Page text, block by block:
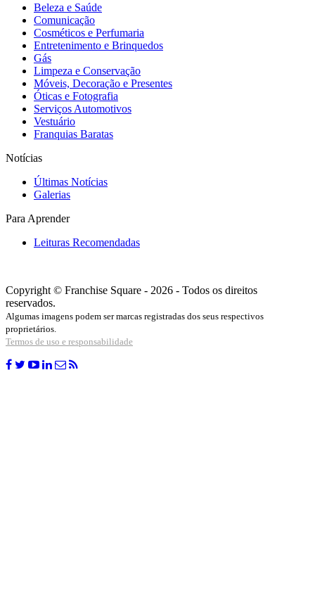
Beleza e Saúde
Comunicação
Cosméticos e Perfumaria
Entretenimento e Brinquedos
Gás
Limpeza e Conservação
Móveis, Decoração e Presentes
Óticas e Fotografia
Serviços Automotivos
Vestuário
Franquias Baratas
Notícias
Últimas Notícias
Galerias
Para Aprender
Leituras Recomendadas
Copyright © Franchise Square - 2026 - Todos os direitos
reservados.
Algumas imagens podem ser marcas registradas dos seus respectivos
proprietários.
Termos de uso e responsabilidade